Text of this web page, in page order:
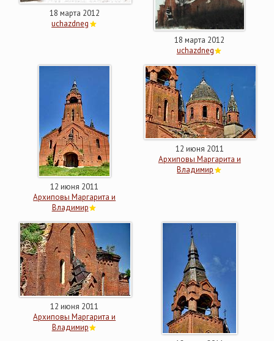
18 марта 2012
uchazdneg
18 марта 2012
uchazdneg
12 июня 2011
Архиповы Маргарита и
Владимир
12 июня 2011
Архиповы Маргарита и
Владимир
12 июня 2011
Архиповы Маргарита и
Владимир